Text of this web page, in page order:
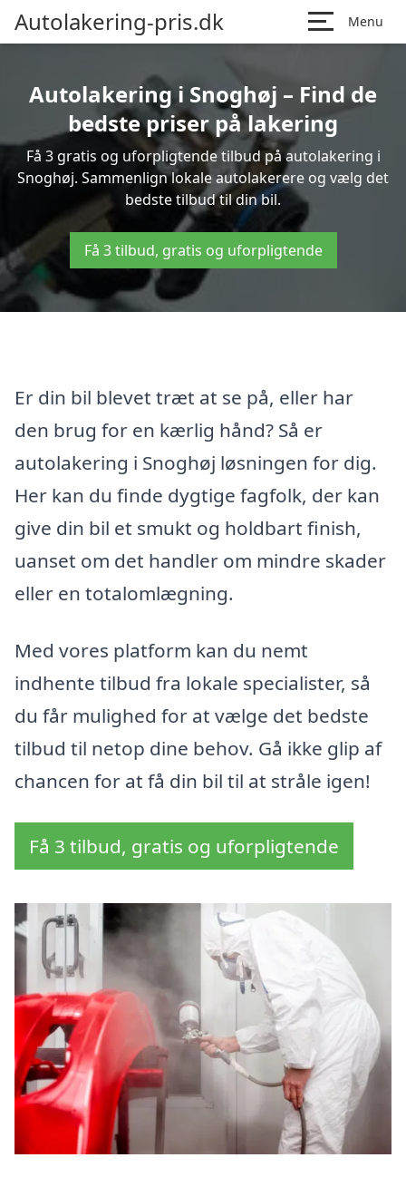
Autolakering-pris.dk Menu
Autolakering i Snoghøj – Find de
bedste priser på lakering
Få 3 gratis og uforpligtende tilbud på autolakering i
Snoghøj. Sammenlign lokale autolakerere og vælg det
bedste tilbud til din bil.
Få 3 tilbud, gratis og uforpligtende
Er din bil blevet træt at se på, eller har
den brug for en kærlig hånd? Så er
autolakering i Snoghøj løsningen for dig.
Her kan du finde dygtige fagfolk, der kan
give din bil et smukt og holdbart finish,
uanset om det handler om mindre skader
eller en totalomlægning.
Med vores platform kan du nemt
indhente tilbud fra lokale specialister, så
du får mulighed for at vælge det bedste
tilbud til netop dine behov. Gå ikke glip af
chancen for at få din bil til at stråle igen!
Få 3 tilbud, gratis og uforpligtende